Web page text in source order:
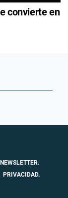
convierte en
NEWSLETTER.
PRIVACIDAD.